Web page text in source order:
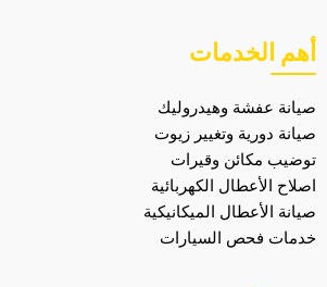
أهم الخدمات
صيانة عفشة وهيدروليك
صيانة دورية وتغيير زيوت
توضيب مكائن وقيرات
اصلاح الأعطال الكهربائية
صيانة الأعطال الميكانيكية
خدمات فحص السيارات